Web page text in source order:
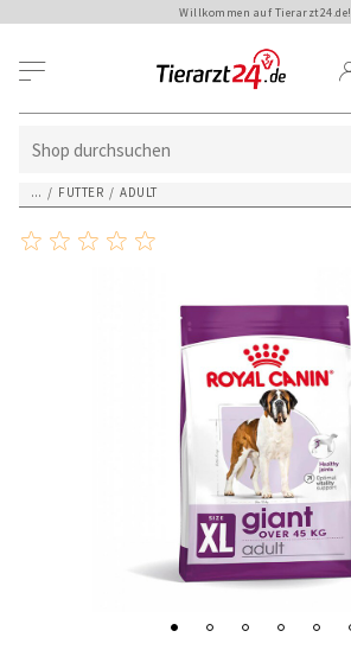
Willkommen auf Tierarzt24.de!
... / FUTTER / ADULT